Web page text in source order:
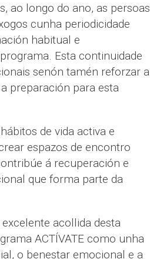
ao longo do ano, as persoas
cunha periodicidade
habitual e
Esta continuidade
senón tamén reforzar a
preparación para esta
de vida activa e
espazos de encontro
á recuperación e
que forma parte da
acollida desta
ACTÍVATE como unha
o benestar emocional e a